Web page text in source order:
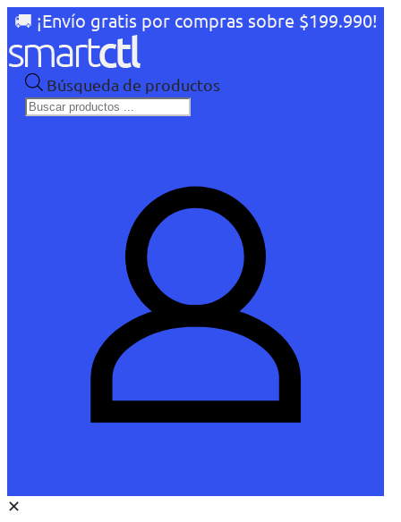
🚚 ¡Envío gratis por compras sobre $199.990!
Búsqueda de productos
✕